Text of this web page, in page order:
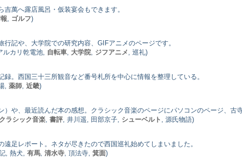
萬へ露店風呂・仮装宴会もできます。
ゴルフ)
記や、大学院での研究内容、GIFアニメのページです。
ルカリ乾電池, 自転車 大学院 ジフアニメ , 巡礼)
。西国三十三所観音など番号札所を中心に情報を整理している。
, 薬師 近畿)
や、最近読んだ本の感想。クラシック音楽のページにパソコンのページ、古
クラシック音楽 書評 , 井川遥, 田部京子, シューベルト , 源氏物語)
足レポート。ネタが尽きたので西国巡礼始めてしまいました。
, 熱犬, 有馬 清水寺 , 頂法寺, 箕面)